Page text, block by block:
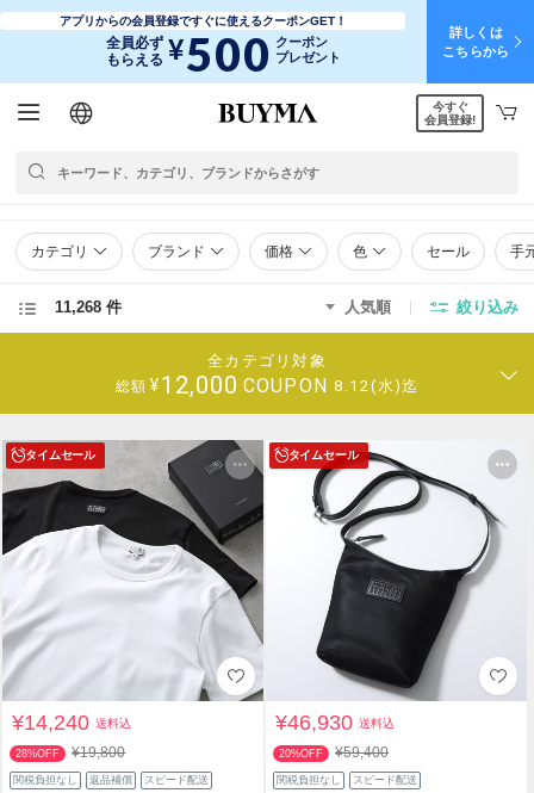
アプリからの会員登録ですぐに使えるクーポンGET！
全員必ず
もらえる ¥500 クーポン
プレゼント
詳しくは
こちらから
日本語
English
简体中文
繁體中文
今すぐ
会員登録!
カテゴリ ブランド 価格 色 セール 手
11,268 件 人気順 絞り込み
全カテゴリ対象
総額 ¥12,000 COUPON 8.12(水)迄
タイムセール
¥14,240送料込
28%OFF ¥19,800
関税負担なし 返品補償 スピード配送
タイムセール
¥46,930送料込
20%OFF ¥59,400
関税負担なし スピード配送